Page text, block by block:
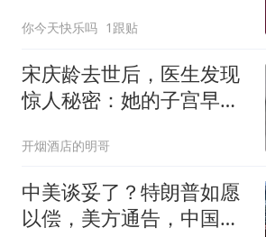
你今天快乐吗 1跟贴
宋庆龄去世后，医生发现
惊人秘密：她的子宫早就
开烟酒店的明哥
中美谈妥了？特朗普如愿
以偿，美方通告，中国增